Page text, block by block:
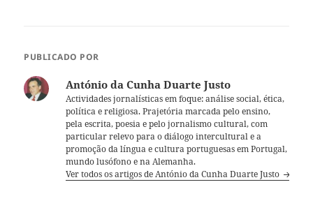
PUBLICADO POR
António da Cunha Duarte Justo
Actividades jornalísticas em foque: análise social, ética,
política e religiosa. Prajetória marcada pelo ensino,
pela escrita, poesia e pelo jornalismo cultural, com
particular relevo para o diálogo intercultural e a
promoção da língua e cultura portuguesas em Portugal,
mundo lusófono e na Alemanha.
Ver todos os artigos de António da Cunha Duarte Justo